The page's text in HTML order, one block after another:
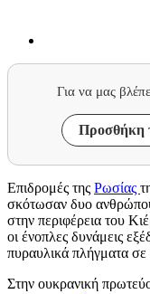
Για να μας
Προσθήκη
Επιδρομές της Ρωσίας
σκότωσαν δυο
στην περιφέρεια του
οι ένοπλες δυνάμεις
πυραυλικά πλήγματα σε
Στην ουκρανική